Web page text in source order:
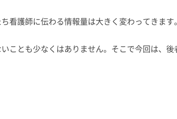
看護師に伝わる情報量は大きく変わってきます。
ことも少なくはありません。そこで今回は、